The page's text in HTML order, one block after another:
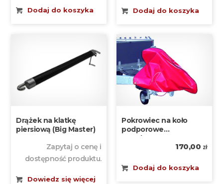
Dodaj do koszyka Dodaj do koszyka
Drążek na klatkę
piersiową (Big Master)
Zapytaj o cenę i
dostępność produktu.
Dowiedz się więcej
Pokrowiec na koło
podporowe
Boeckmann
170,00 zł
Dodaj do koszyka